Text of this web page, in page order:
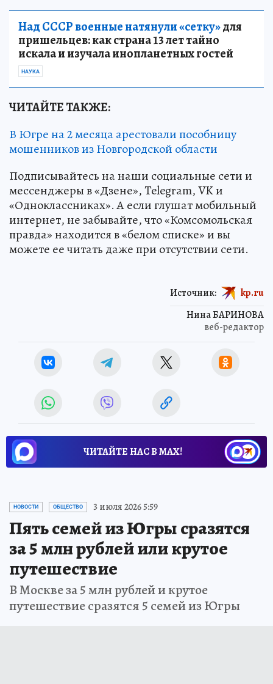
Над СССР военные натянули «сетку»для
пришельцев: как страна 13 лет тайно
искала и изучала инопланетных гостей
НАУКА
ЧИТАЙТЕ ТАКЖЕ:
В Югре на 2 месяца арестовали пособницу
мошенников из Новгородской области
Подписывайтесь на наши социальные сети и
мессенджеры в «Дзене», Telegram, VK и
«Одноклассниках». А если глушат мобильный
интернет, не забывайте, что «Комсомольская
правда» находится в «белом списке» и вы
можете ее читать даже при отсутствии сети.
Нина БАРИНОВА
веб-редактор
Источник: kp.ru
ЧИТАЙТЕ НАС В МАХ!
НОВОСТИ ОБЩЕСТВО 3 июля 2026 5:59
Пять семей из Югры сразятся
за 5 млн рублей или крутое
путешествие
В Москве за 5 млн рублей и крутое
путешествие сразятся 5 семей из Югры